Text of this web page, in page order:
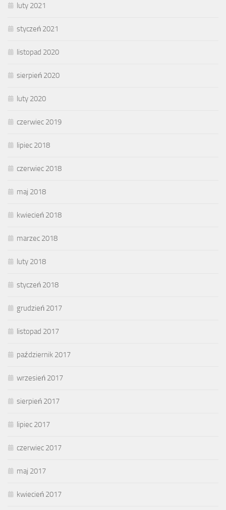
luty 2021
styczeń 2021
listopad 2020
sierpień 2020
luty 2020
czerwiec 2019
lipiec 2018
czerwiec 2018
maj 2018
kwiecień 2018
marzec 2018
luty 2018
styczeń 2018
grudzień 2017
listopad 2017
październik 2017
wrzesień 2017
sierpień 2017
lipiec 2017
czerwiec 2017
maj 2017
kwiecień 2017